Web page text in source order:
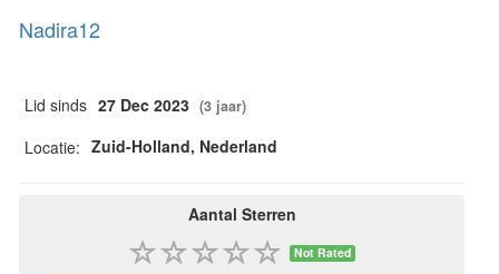
Nadira12
Lid sinds 27 Dec 2023 (3 jaar)
Locatie: Zuid-Holland, Nederland
Aantal Sterren
Not Rated